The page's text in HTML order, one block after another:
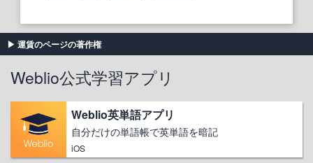
運賃のページの著作権
Weblio公式学習アプリ
Weblio英単語アプリ
自分だけの単語帳で英単語を暗記
iOS